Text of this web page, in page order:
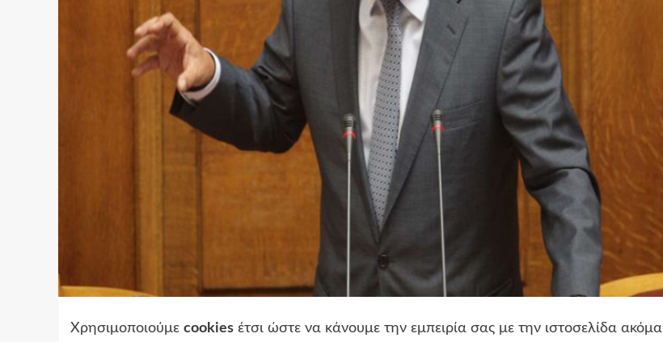
Χρησιμοποιούμε cookies έτσι ώστε να κάνουμε την εμπειρία σας με την ιστοσελίδα ακόμα